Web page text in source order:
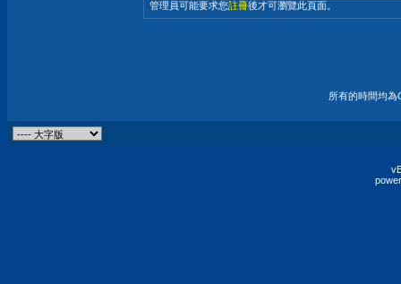
管理員可能要求您註冊後才可瀏覽此頁面。
所有的時間均為